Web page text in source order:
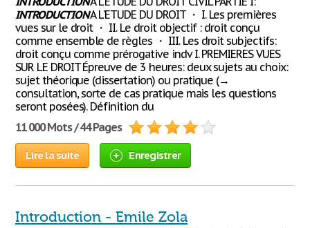
INTRODUCTIONA L'ETUDE DU DROIT ・ I. Les premières
vues sur le droit ・ II. Le droit objectif : droit conçu
comme ensemble de règles ・ III. Les droit subjectifs:
droit conçu comme prérogative indv I. PREMIERES VUES
SUR LE DROIT Épreuve de 3 heures: deux sujets au choix:
sujet théorique (dissertation) ou pratique (→
consultation, sorte de cas pratique mais les questions
seront posées). Définition du
11 000 Mots / 44 Pages
Lire la suite Enregistrer
Introduction - Emile Zola